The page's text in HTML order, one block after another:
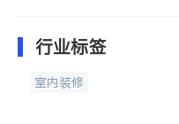
行业标签
室内装修